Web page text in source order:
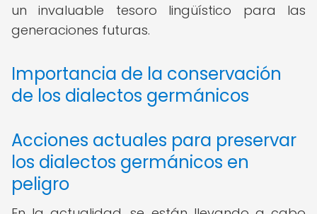
un invaluable tesoro lingüístico para las
generaciones futuras.
Importancia de la conservación
de los dialectos germánicos
Acciones actuales para preservar
los dialectos germánicos en
peligro